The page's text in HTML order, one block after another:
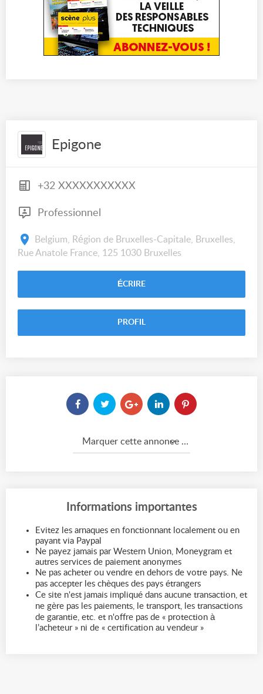
Epigone
+32 XXXXXXXXXXX
Professionnel
Belgium, Région de Bruxelles-Capitale, Bruxelles,
Rue Anatole France, 125 1030 Bruxelles
ÉCRIRE
PROFIL
Marquer cette annonce comme...
Informations importantes
Evitez les arnaques en fonctionnant localement ou en
payant via Paypal
Ne payez jamais par Western Union, Moneygram et
autres services de paiement anonymes
Ne pas acheter ou vendre en dehors de votre pays. Ne
pas accepter les chèques des pays étrangers
Ce site n'est jamais impliqué dans aucune transaction, et
ne gère pas les paiements, le transport, les transactions
de garantie, etc. et n'offre pas de « protection à
l’acheteur » ni de « certification au vendeur »